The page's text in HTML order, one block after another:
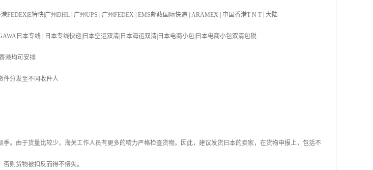
FEDEX|E特快|广州DHL | 广州UPS | 广州FEDEX | EMS邮政国际快递 | ARAMEX | 中国香港T N T | 大陆
日本专线 | 日本专线快递|日本空运双清|日本海运双清|日本电商小包|日本电商小包双清包税
港均可安排
件分发至不同收件人
。由于货量比较少，海关工作人员有更多的精力严格检查货物。因此，建议发货日本的卖家，在货物申报上，包括不
则货物被扣反而得不偿失。